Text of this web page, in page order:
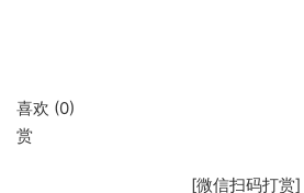
喜欢 (0)
赏
[微信扫码打赏]